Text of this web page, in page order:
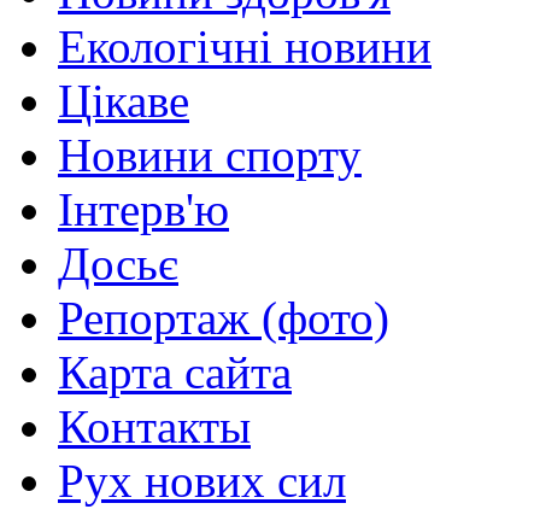
Екологічні новини
Цікаве
Новини спорту
Інтерв'ю
Досьє
Репортаж (фото)
Карта сайта
Контакты
Рух нових сил